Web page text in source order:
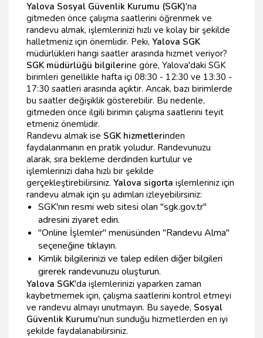
Yalova Sosyal Güvenlik Kurumu (SGK)'na
gitmeden önce çalışma saatlerini öğrenmek ve
randevu almak, işlemlerinizi hızlı ve kolay bir şekilde
halletmeniz için önemlidir. Peki, Yalova SGK
müdürlükleri hangi saatler arasında hizmet veriyor?
SGK müdürlüğü bilgilerine göre, Yalova'daki SGK
birimleri genellikle hafta içi 08:30 - 12:30 ve 13:30 -
17:30 saatleri arasında açıktır. Ancak, bazı birimlerde
bu saatler değişiklik gösterebilir. Bu nedenle,
gitmeden önce ilgili birimin çalışma saatlerini teyit
etmeniz önemlidir.
Randevu almak ise SGK hizmetlerinden
faydalanmanın en pratik yoludur. Randevunuzu
alarak, sıra bekleme derdinden kurtulur ve
işlemlerinizi daha hızlı bir şekilde
gerçekleştirebilirsiniz. Yalova sigorta işlemleriniz için
randevu almak için şu adımları izleyebilirsiniz:
SGK'nın resmi web sitesi olan "sgk.gov.tr"
adresini ziyaret edin.
"Online İşlemler" menüsünden "Randevu Alma"
seçeneğine tıklayın.
Kimlik bilgilerinizi ve talep edilen diğer bilgileri
girerek randevunuzu oluşturun.
Yalova SGK'da işlemlerinizi yaparken zaman
kaybetmemek için, çalışma saatlerini kontrol etmeyi
ve randevu almayı unutmayın. Bu sayede, Sosyal
Güvenlik Kurumu'nun sunduğu hizmetlerden en iyi
şekilde faydalanabilirsiniz.